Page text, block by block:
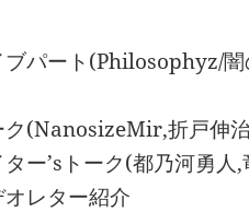
ブパート(Philosophyz/
ク(NanosizeMir,折戸伸
ー’sトーク(都乃河勇人
レター紹介